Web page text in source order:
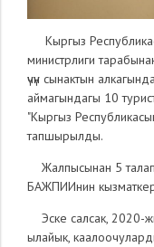
Кыргыз
министрлиги
үчүн сынактын
аймагындагы 10
"Кыргыз
тапшырылды.
Жалпысынан 5
БАЖПИИнин
Эске салсак, 2020-
ылайык,